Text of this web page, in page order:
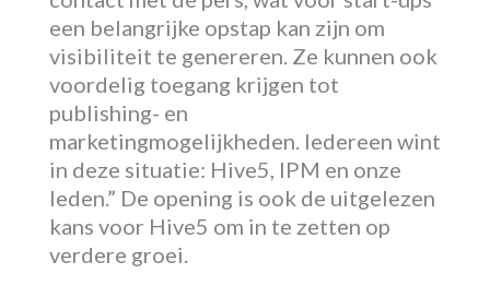
een belangrijke opstap kan zijn om
visibiliteit te genereren. Ze kunnen ook
voordelig toegang krijgen tot
publishing- en
marketingmogelijkheden. Iedereen wint
in deze situatie: Hive5, IPM en onze
leden.” De opening is ook de uitgelezen
kans voor Hive5 om in te zetten op
verdere groei.